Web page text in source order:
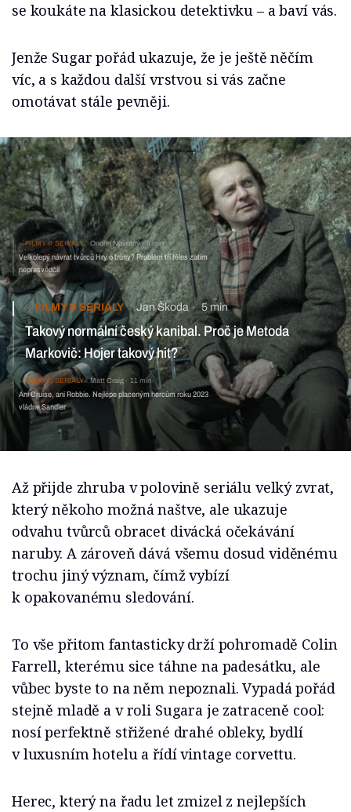
se koukáte na klasickou detektivku – a baví vás.
Jenže Sugar pořád ukazuje, že je ještě něčím
víc, a s každou další vrstvou si vás začne
omotávat stále pevněji.
FILMY & SERIÁLY Ondřej Novotný 4 min
Velkolepý návrat tvůrců Hry o trůny? Problém tří těles zatím
nepřesvědčil
FILMY & SERIÁLY Jan Škoda 5 min
Takový normální český kanibal. Proč je Metoda
Markovič: Hojer takový hit?
FILMY & SERIÁLY Matt Craig 11 min
Ani Cruise, ani Robbie. Nejlépe placeným hercům roku 2023
vládne Sandler
Až přijde zhruba v polovině seriálu velký zvrat,
který někoho možná naštve, ale ukazuje
odvahu tvůrců obracet divácká očekávání
naruby. A zároveň dává všemu dosud viděnému
trochu jiný význam, čímž vybízí
k opakovanému sledování.
To vše přitom fantasticky drží pohromadě Colin
Farrell, kterému sice táhne na padesátku, ale
vůbec byste to na něm nepoznali. Vypadá pořád
stejně mladě a v roli Sugara je zatraceně cool:
nosí perfektně střižené drahé obleky, bydlí
v luxusním hotelu a řídí vintage corvettu.
Herec, který na řadu let zmizel z nejlepších